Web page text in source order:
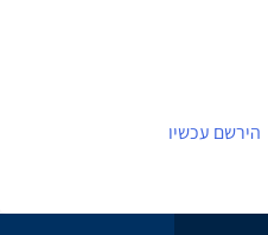
הירשם עכשיו